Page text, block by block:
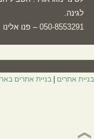
לגינה.
050-8553291 – פנו
בניית אתרים |בניית אתרים